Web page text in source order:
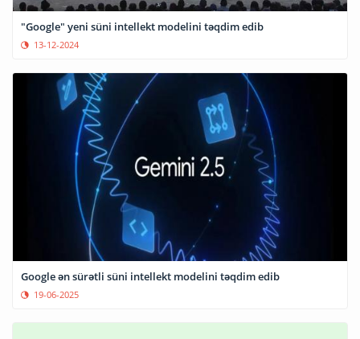
"Google" yeni süni intellekt modelini təqdim edib
13-12-2024
Google ən sürətli süni intellekt modelini təqdim edib
19-06-2025